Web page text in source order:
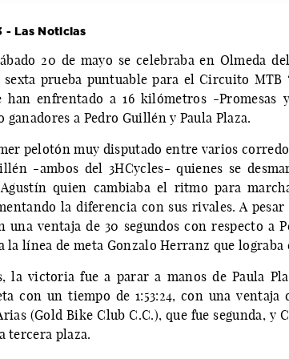
Las Noticias
20 de mayo se celebraba en Olmeda
sexta prueba puntuable para el Circuito MTB
han enfrentado a 16 kilómetros -Promesas
ganadores a Pedro Guillén y Paula Plaza.
pelotón muy disputado entre varios
-ambos del 3HCycles- quienes se
quien cambiaba el ritmo para
la diferencia con sus rivales. A
una ventaja de 30 segundos con respecto a
la línea de meta Gonzalo Herranz que
la victoria fue a parar a manos de Paula
con un tiempo de 1:53:24, con una ventaja
(Gold Bike Club C.C.), que fue segunda,
tercera plaza.